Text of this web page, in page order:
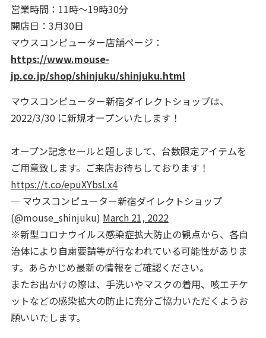
営業時間：11時〜19時30分
開店日：3月30日
マウスコンピューター店舗ページ：
https://www.mouse-
jp.co.jp/shop/shinjuku/shinjuku.html
マウスコンピューター新宿ダイレクトショップは、
2022/3/30 に新規オープンいたします！
オープン記念セールと題しまして、台数限定アイテムを
ご用意致します。ご来店お待ちしております！
https://t.co/epuXYbsLx4
— マウスコンピューター新宿ダイレクトショップ
(@mouse_shinjuku) March 21, 2022
※新型コロナウイルス感染症拡大防止の観点から、各自
治体により自粛要請等が行なわれている可能性がありま
す。あらかじめ最新の情報をご確認ください。
またお出かけの際は、手洗いやマスクの着用、咳エチケ
ットなどの感染拡大の防止に充分ご協力いただくようお
願いいたします。